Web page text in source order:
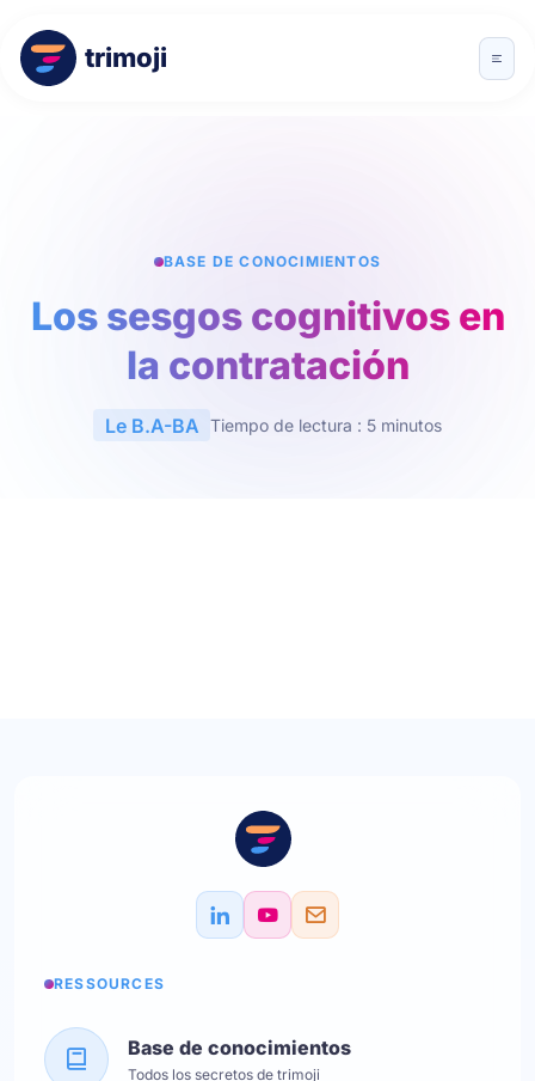
trimoji
BASE DE CONOCIMIENTOS
Los sesgos cognitivos en
la contratación
Le B.A-BA Tiempo de lectura : 5 minutos
RESSOURCES
Base de conocimientos
Todos los secretos de trimoji